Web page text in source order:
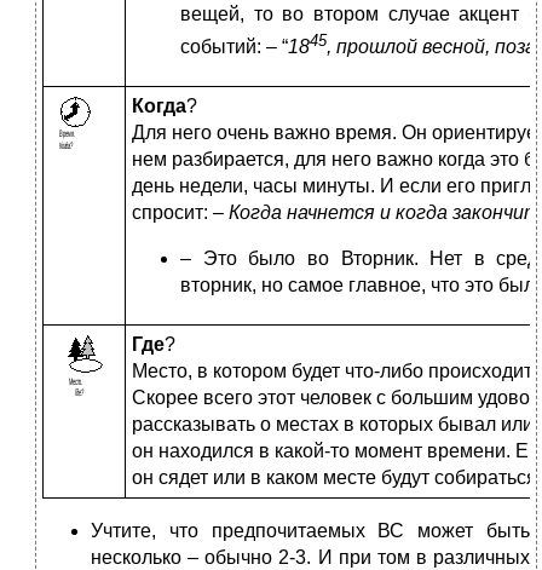
вещей, то во втором случае акцент
событий: – “1845, прошлой весной,
Когда?
Для него очень важно время. Он
нем разбирается, для него важно когда это
день недели, часы минуты. И если его
спросит: – Когда начнется и когда
– Это было во Вторник. Нет в
вторник, но самое главное, что это
Где?
Место, в котором будет что-либо
Скорее всего этот человек с большим
рассказывать о местах в которых бывал или
он находился в какой-то момент времени.
он сядет или в каком месте будут собираться
Учтите, что предпочитаемых ВС может быть
несколько – обычно 2-3. И при том в различных